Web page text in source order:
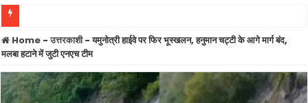
उत्तराखंड में बारिश का कहर जारी: 132 सड़कें बंद, नदियां चेतावनी रेखा के करीब, आज भी येलो
Home - उत्तरकाशी- यमुनोत्री हाईवे पर फिर भूस्खलन, हनुमान चट्टी के आगे मार्ग बंद,
मलबा हटाने में जुटी एनएच टीम